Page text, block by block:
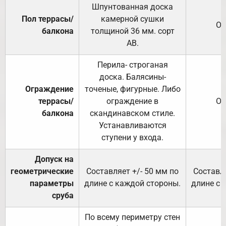
Пол террасы/
балкона
Шпунтованная доска
камерной сушки
толщиной 36 мм. сорт
АВ.
Ограждение
террасы/
балкона
Перила- строганая
доска. Балясины-
точеные, фигурные. Либо
ограждение в
скандинавском стиле.
Устанавливаются
ступени у входа.
Допуск на
геометрические
параметры
сруба
Составляет +/- 50 мм по
длине с каждой стороны.
длине с
По всему периметру стен